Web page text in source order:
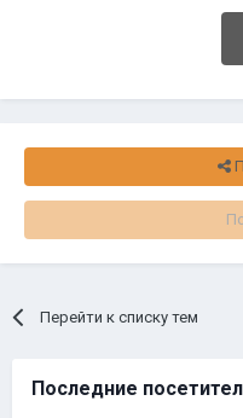
Перейти к списку тем
Последние